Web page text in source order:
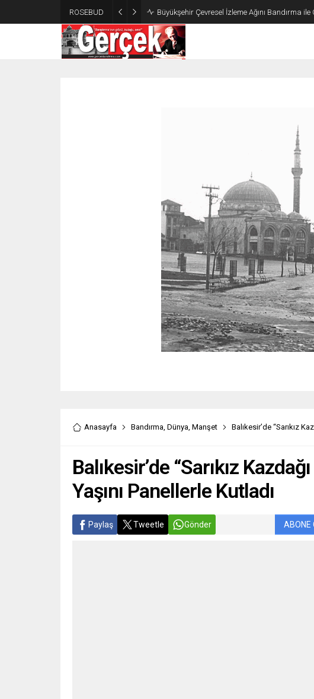
ROSEBUD Büyükşehir Çevresel İzleme Ağını Bandırma
Anasayfa Bandırma, Dünya, Manşet Balıkesir’de “Sarıkız
Balıkesir’de “Sarıkız
Yaşını Panellerle Kutladı
Paylaş Tweetle Gönder ABONE